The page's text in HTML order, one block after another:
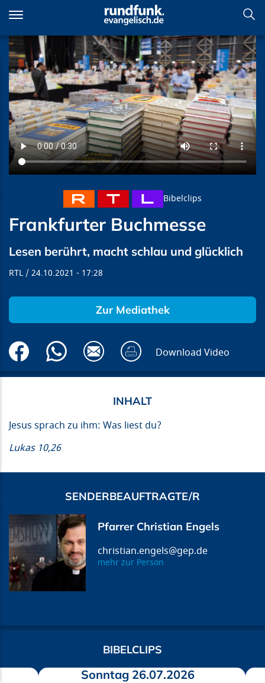
zum
Inhalt
Frankfurter Buchmesse
Bibelclips
Frankfurter Buchmesse
Lesen berührt, macht schlau und glücklich
RTL 24.10.2021 17:28
Zur Mediathek
Download Video
Jesus sprach zu ihm: Was liest du?
Lukas 10,26
SENDERBEAUFTRAGTE/R
Pfarrer Christian Engels
christian.engels@gep.de
mehr zur Person
BIBELCLIPS
Sonntag 26.07.2026